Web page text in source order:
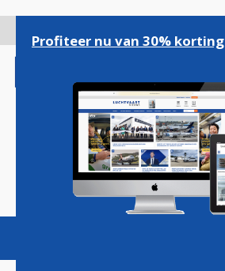
gaan
Magazine Podcasts
Profiteer nu van 30% korting